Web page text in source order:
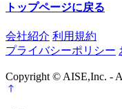
トップページに戻る
会社紹介 利用規約
プライバシーポリシー
Copyright © AISE,Inc. -